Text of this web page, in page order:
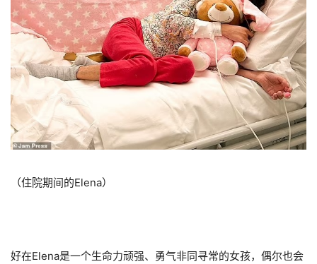
（住院期间的Elena）
好在Elena是一个生命力顽强、勇气非同寻常的女孩，偶尔也会